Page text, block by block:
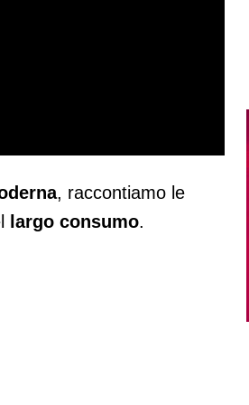
, raccontiamo le
largo consumo.